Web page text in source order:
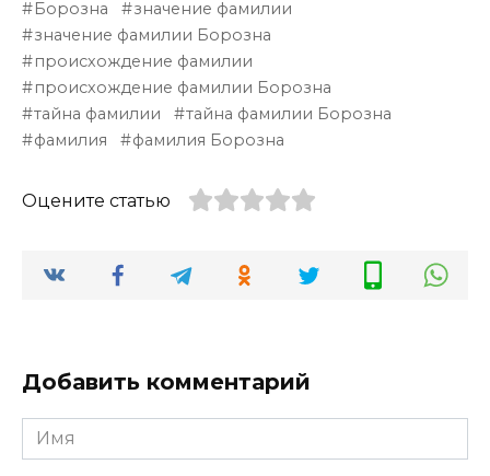
Борозна
значение фамилии
значение фамилии Борозна
происхождение фамилии
происхождение фамилии Борозна
тайна фамилии
тайна фамилии Борозна
фамилия
фамилия Борозна
Оцените статью
Добавить комментарий
Имя
*